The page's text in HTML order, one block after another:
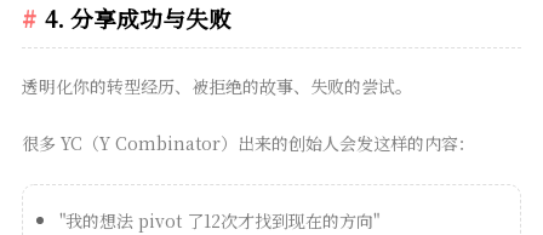
4. 分享成功与失败
透明化你的转型经历、被拒绝的故事、失败的尝试。
很多 YC（Y Combinator）出来的创始人会发这样的内容：
"我的想法 pivot 了12次才找到现在的方向"